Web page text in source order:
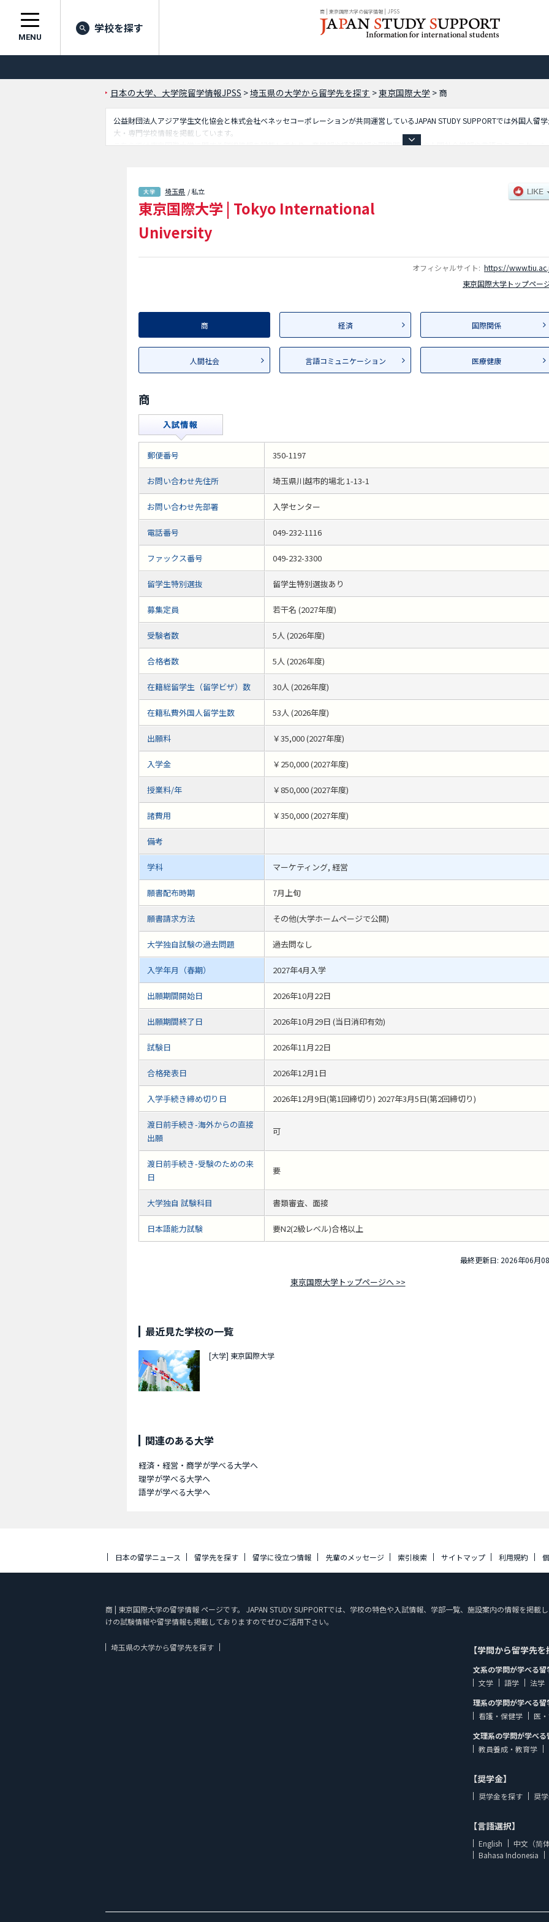
商 | 東京国際大学の留学情報 | JPSS
MENU
学校を探す
日本の大学、大学院留学情報JPSS >埼玉県の大学から留学先を探す >東京国際大学 > 商
公益財団法人アジア学生文化協会と株式会社ベネッセコーポレーションが共同運営しているJAPAN STUDY SUPPORTでは外国人留
大・専門学校情報を掲載しています。
こちらでは東京国際大学に関する詳細情報を記載しており、商学部や経済学部や国際関係学部や人間社会学部や言語コミュニケー
埼玉県 / 私立
東京国際大学 | Tokyo International
University
オフィシャルサイト: https://
東京国際大学トップペー
商 経済 国際関係
人間社会 言語コミュニケーション 医療健康
商
郵便番号 350-1197
お問い合わせ先住所 埼玉県川越市的場北 1-13-1
お問い合わせ先部署 入学センター
電話番号 049-232-1116
ファックス番号 049-232-3300
留学生特別選抜 留学生特別選抜あり
募集定員 若干名 (2027年度)
受験者数 5人 (2026年度)
合格者数 5人 (2026年度)
在籍総留学生（留学ビザ）数 30人 (2026年度)
在籍私費外国人留学生数 53人 (2026年度)
出願料 ￥35,000 (2027年度)
入学金 ￥250,000 (2027年度)
授業料/年 ￥850,000 (2027年度)
諸費用 ￥350,000 (2027年度)
備考
学科 マーケティング, 経営
願書配布時期 7月上旬
願書請求方法 その他(大学ホームページで公開)
大学独自試験の過去問題 過去問なし
入学年月（春期） 2027年4月入学
出願期間開始日 2026年10月22日
出願期間終了日 2026年10月29日 (当日消印有効)
試験日 2026年11月22日
合格発表日 2026年12月1日
入学手続き締め切り日 2026年12月9日(第1回締切り) 2027年3月5日(第2回締切り)
渡日前手続き-海外からの直接
出願
可
渡日前手続き-受験のための来
日
要
大学独自 試験科目 書類審査、面接
日本語能力試験 要N2(2級レベル)合格以上
最終更新日: 2026年06月
東京国際大学トップページへ >>
最近見た学校の一覧
[大学] 東京国際大学
関連のある大学
経済・経営・商学が学べる大学へ
理学が学べる大学へ
語学が学べる大学へ
日本の留学ニュース 留学先を探す 留学に役立つ情報 先輩のメッセージ 索引検索 サイトマップ 利用規約
商 | 東京国際大学の留学情報 ページです。 JAPAN STUDY SUPPORTでは、学校の特色や入試情報、学部一覧、施設案内の情報を掲載
けの試験情報や留学情報も掲載しておりますのでぜひご活用下さい。
埼玉県の大学から留学先を探す 【学問から留学先
文系の学問が学べる留
文学
語学
法学
理系の学問が学べる留
看護・保健学
医
文理系の学問が学べ
教員養成・教育学
【奨学金】
奨学金を探す 奨
【言語選択】
English
中文（简
Bahasa Indonesia